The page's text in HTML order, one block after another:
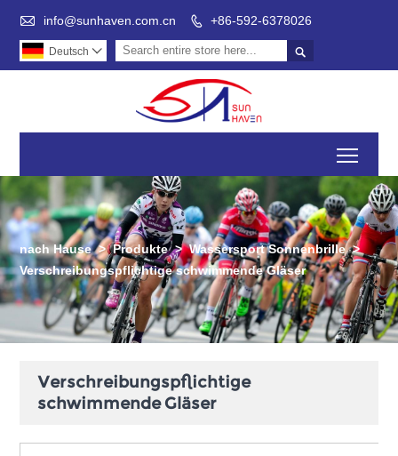
 info@sunhaven.com.cn  +86-592-6378026

Deutsch 
nach Hause > Produkte > Wassersport Sonnenbrille >
Verschreibungspflichtige schwimmende Gläser
Verschreibungspflichtige
schwimmende Gläser